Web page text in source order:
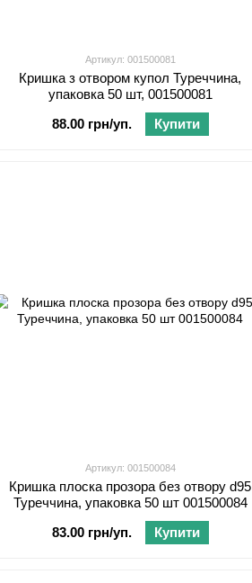
Артикул: 001500081
Кришка з отвором купол Туреччина,
упаковка 50 шт, 001500081
88.00 грн/уп.
Купити
Артикул: 001500084
Кришка плоска прозора без отвору d95
Туреччина, упаковка 50 шт 001500084
83.00 грн/уп.
Купити